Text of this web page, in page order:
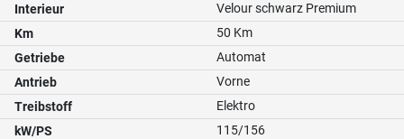
Interieur
Velour schwarz Premium
Km
50 Km
Getriebe
Automat
Antrieb
Vorne
Treibstoff
Elektro
kW/PS
115/156